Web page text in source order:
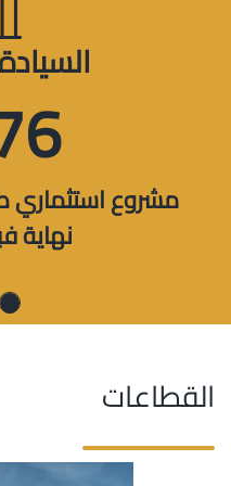
مشروع استثماري
نهاية
القطاعات